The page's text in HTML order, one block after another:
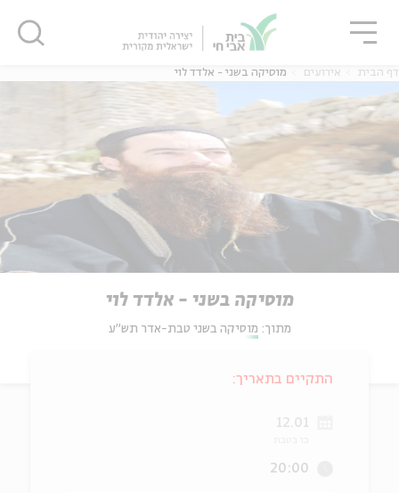
דף הבית אירועים מוסיקה בשני - אלדד לוי
מוסיקה בשני - אלדד לוי
מתוך: מוסיקה בשני טבת-אדר תש"ע
התקיים בתאריך:
12.01
20:00
סגור